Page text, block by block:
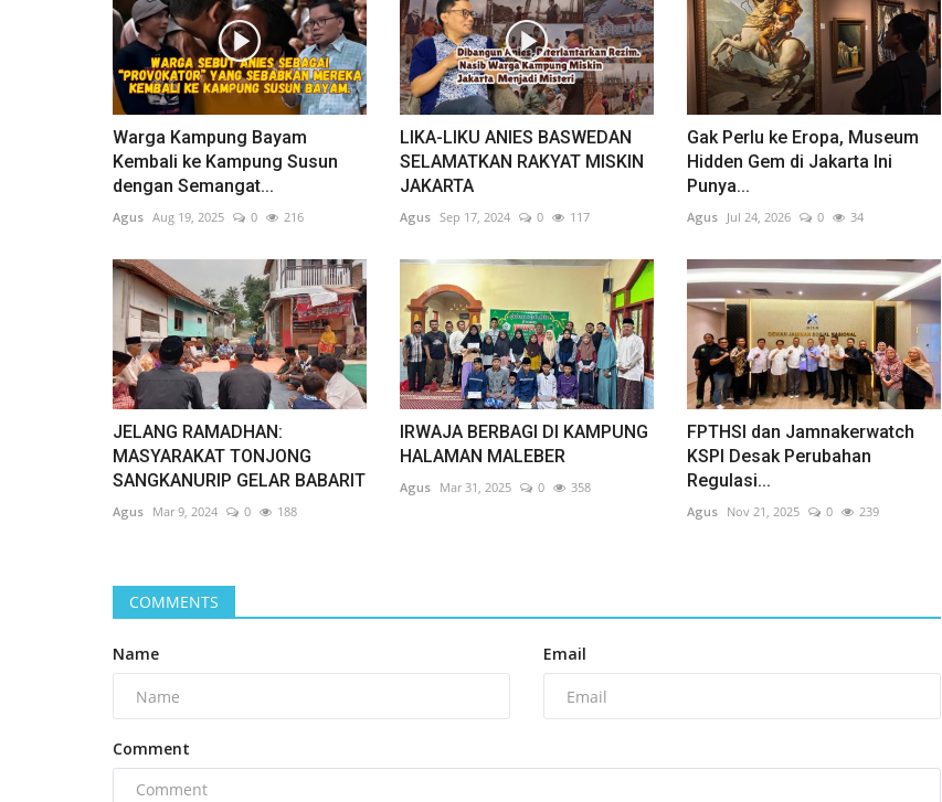
Warga Kampung Bayam
Kembali ke Kampung Susun
dengan Semangat...
Agus Aug 19, 2025 0 216
LIKA-LIKU ANIES BASWEDAN
SELAMATKAN RAKYAT MISKIN
JAKARTA
Agus Sep 17, 2024 0 117
Gak Perlu ke Eropa, Museum
Hidden Gem di Jakarta Ini
Punya...
Agus Jul 24, 2026 0 34
JELANG RAMADHAN:
MASYARAKAT TONJONG
SANGKANURIP GELAR BABARIT
Agus Mar 9, 2024 0 188
IRWAJA BERBAGI DI KAMPUNG
HALAMAN MALEBER
Agus Mar 31, 2025 0 358
FPTHSI dan Jamnakerwatch
KSPI Desak Perubahan
Regulasi...
Agus Nov 21, 2025 0 239
COMMENTS
Name Email
Comment